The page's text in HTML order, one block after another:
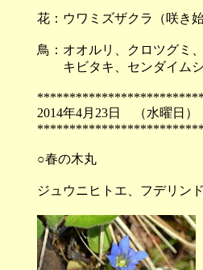
花：ウワミズザクラ（咲き
鳥：オオルリ、クロツグミ
キビタキ、センダイムシ
2014年4月
○春の木丸
ジュウニヒトエ、フデリン